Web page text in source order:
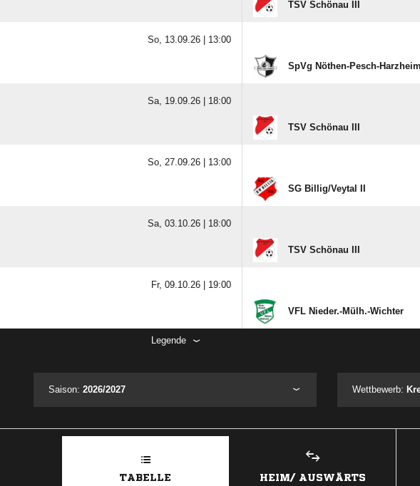
TSV Schönau III
So, 13.09.26 | 13:00
SpVg Nöthen-Pesch-Harzheim
Sa, 19.09.26 | 18:00
TSV Schönau III
So, 27.09.26 | 13:00
SG Billig/​Veytal II
Sa, 03.10.26 | 18:00
TSV Schönau III
Fr, 09.10.26 | 19:00
VFL Nieder.-Mülh.-Wichter
Legende
Saison: 2026/2027 Wettbewerb:
TABELLE HEIM/ AUSWÄRTS